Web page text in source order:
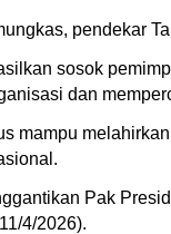
pendekar
sosok
dan
mampu
Pak
4/2026).